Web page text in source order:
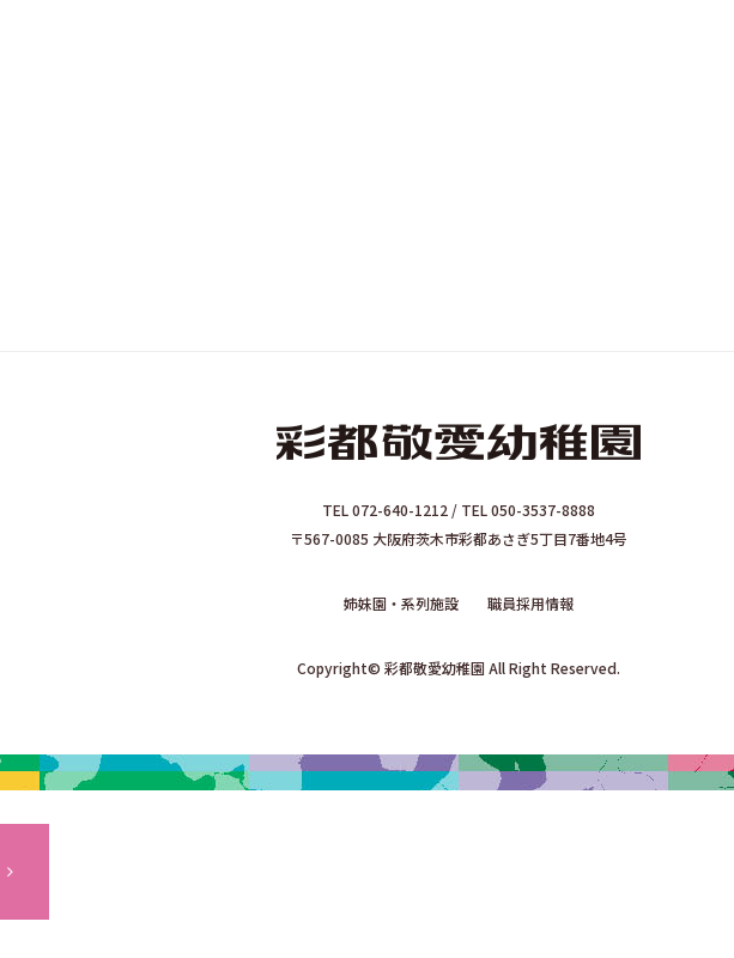
TEL 072-640-1212 / TEL 050-3537-8888
〒567-0085 大阪府茨木市彩都あさぎ5丁目7番地4号
姉妹園・系列施設 職員採用情報
Copyright© 彩都敬愛幼稚園 All Right Reserved.